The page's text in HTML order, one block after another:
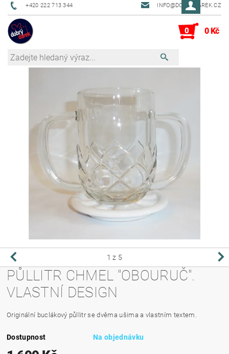
+420 222 713 344 INFO@DOBRYDAREK.CZ
0 0 Kč
1 z 5
PŮLLITR CHMEL "OBOURUČ".
VLASTNÍ DESIGN
Originální buclákový půllitr se dvěma ušima a vlastním textem.
Dostupnost Na objednávku